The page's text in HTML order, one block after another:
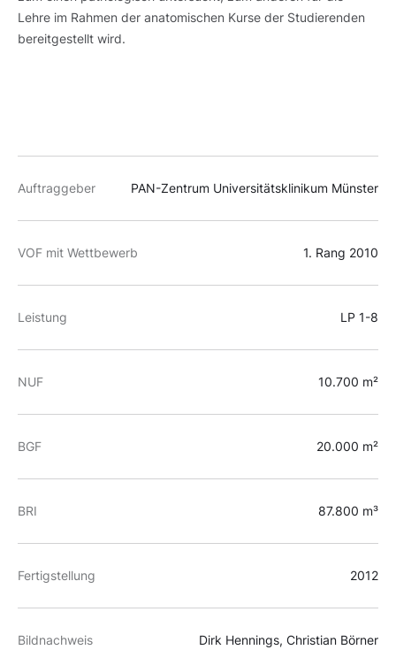
Lehre im Rahmen der anatomischen Kurse der Studierenden
bereitgestellt wird.
Auftraggeber PAN-Zentrum Universitätsklinikum Münster
VOF mit Wettbewerb 1. Rang 2010
Leistung LP 1-8
NUF 10.700 m²
BGF 20.000 m²
BRI 87.800 m³
Fertigstellung 2012
Bildnachweis Dirk Hennings, Christian Börner